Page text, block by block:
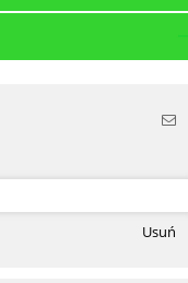
Usuń